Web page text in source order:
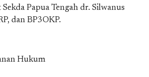
Papua Tengah dr. Silwanus
dan BP3OKP.
Hukum